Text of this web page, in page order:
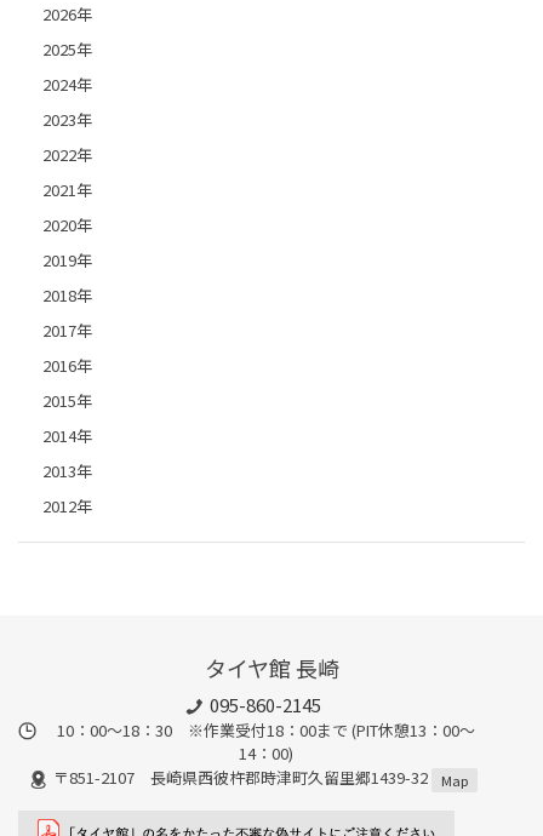
2026年
2025年
2024年
2023年
2022年
2021年
2020年
2019年
2018年
2017年
2016年
2015年
2014年
2013年
2012年
タイヤ館 長崎
095-860-2145
10：00～18：30 ※作業受付18：00まで (PIT休憩13：00～
14：00)
〒851-2107 長崎県西彼杵郡時津町久留里郷1439-32
Map